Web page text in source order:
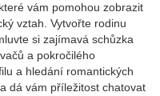
vám pomohou zobrazit
vztah. Vytvořte rodinu
si zajímavá schůzka
a pokročilého
a hledání romantických
dá vám příležitost chatovat